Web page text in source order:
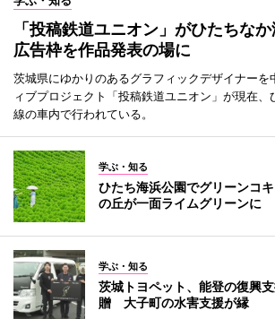
「投稿鉄道ユニオン」がひたちな
広告枠を作品発表の場に
茨城県にゆかりのあるグラフィックデザイナーを
ィブプロジェクト「投稿鉄道ユニオン」が現在
線の車内で行われている。
学ぶ・知る
ひたち海浜公園でグリーンコ
の丘が一面ライムグリーンに
学ぶ・知る
茨城トヨペット、能登の復興
贈 大子町の水害支援が縁